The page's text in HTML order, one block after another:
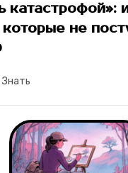
катастрофой»:
не
Знать